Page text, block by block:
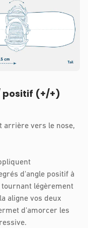
positif (+/+)
arrière vers le nose,
d'angle positif à
tournant légèrement
aligne vos deux
d'amorcer les